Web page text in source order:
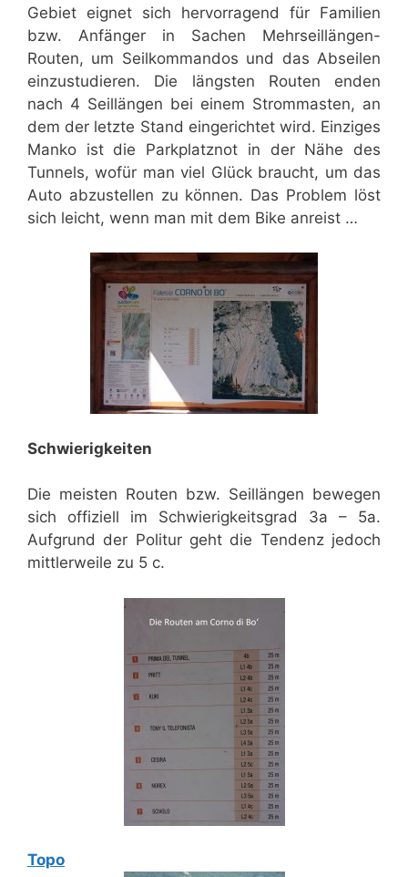
Gebiet eignet sich hervorragend für Familien
bzw. Anfänger in Sachen Mehrseillängen-
Routen, um Seilkommandos und das Abseilen
einzustudieren. Die längsten Routen enden
nach 4 Seillängen bei einem Strommasten, an
dem der letzte Stand eingerichtet wird. Einziges
Manko ist die Parkplatznot in der Nähe des
Tunnels, wofür man viel Glück braucht, um das
Auto abzustellen zu können. Das Problem löst
sich leicht, wenn man mit dem Bike anreist …
Schwierigkeiten
Die meisten Routen bzw. Seillängen bewegen
sich offiziell im Schwierigkeitsgrad 3a – 5a.
Aufgrund der Politur geht die Tendenz jedoch
mittlerweile zu 5 c.
Topo